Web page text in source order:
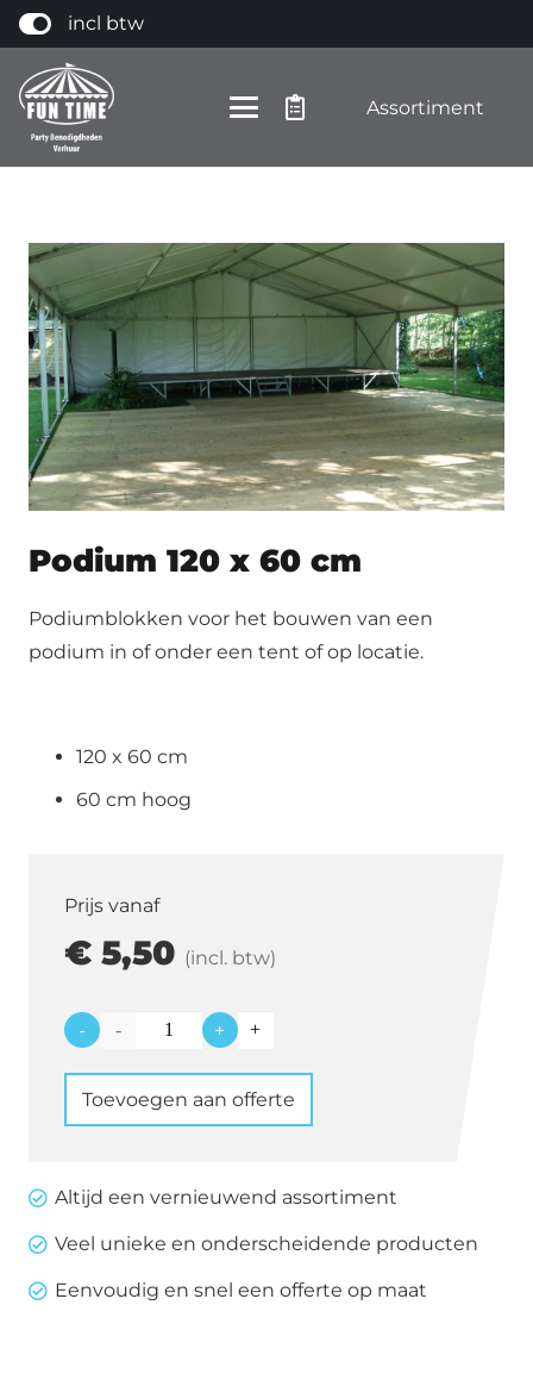
incl btw
Assortiment
Podium 120 x 60 cm
Podiumblokken voor het bouwen van een
podium in of onder een tent of op locatie.
120 x 60 cm
60 cm hoog
Prijs vanaf
€ 5,50 (incl. btw)
-
Podium
120
aantal
+
Toevoegen aan offerte
Altijd een vernieuwend assortiment
Veel unieke en onderscheidende producten
Eenvoudig en snel een offerte op maat